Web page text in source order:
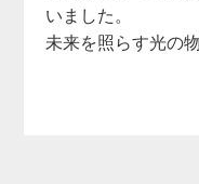
いました。
未来を照らす光の